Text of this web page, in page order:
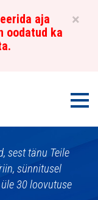
×
aja
oodatud ka
sest tänu Teile
sünnitusel
30 loovutuse